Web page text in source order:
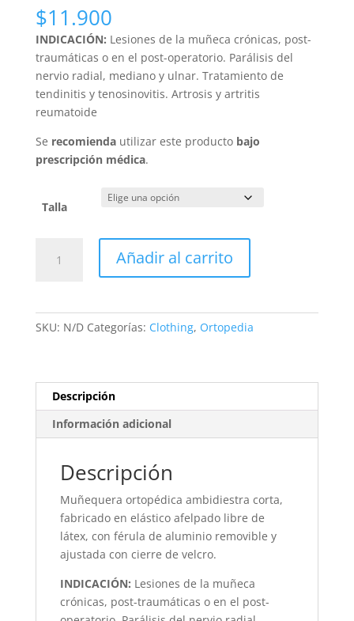
$11.900
INDICACIÓN: Lesiones de la muñeca crónicas, post-
traumáticas o en el post-operatorio. Parálisis del
nervio radial, mediano y ulnar. Tratamiento de
tendinitis y tenosinovitis. Artrosis y artritis
reumatoide
Se recomiendautilizar este producto bajo
prescripción médica.
Talla
Ambidiestra
Añadir al carrito
SKU: N/D Categorías: Clothing, Ortopedia
Descripción
Información adicional
Descripción
Muñequera ortopédica ambidiestra corta,
fabricado en elástico afelpado libre de
látex, con férula de aluminio removible y
ajustada con cierre de velcro.
INDICACIÓN: Lesiones de la muñeca
crónicas, post-traumáticas o en el post-